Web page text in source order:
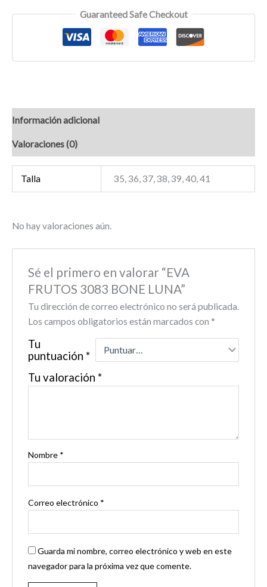
Guaranteed Safe Checkout
Información adicional
Valoraciones (0)
Talla 35, 36, 37, 38, 39, 40, 41
No hay valoraciones aún.
Sé el primero en valorar “EVA
FRUTOS 3083 BONE LUNA”
Tu dirección de correo electrónico no será publicada.
Los campos obligatorios están marcados con *
Tu
puntuación *
Tu valoración *
Nombre *
Correo electrónico *
Guarda mi nombre, correo electrónico y web en este
navegador para la próxima vez que comente.